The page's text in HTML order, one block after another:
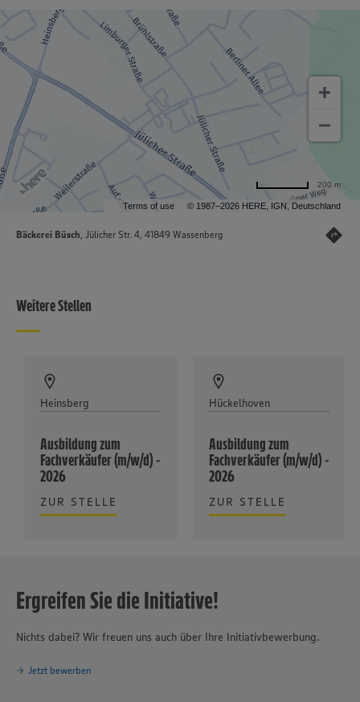
Terms of use © 1987–2026 HERE, IGN, Deutschland
200 m
Bäckerei Büsch, Jülicher Str. 4, 41849 Wassenberg
Weitere Stellen
Heinsberg
Ausbildung zum
Fachverkäufer (m/w/d) -
2026
ZUR STELLE
Hückelhoven
Ausbildung zum
Fachverkäufer (m/w/d) -
2026
ZUR STELLE
Ergreifen Sie die Initiative!
Nichts dabei? Wir freuen uns auch über Ihre Initiativbewerbung.
Jetzt bewerben